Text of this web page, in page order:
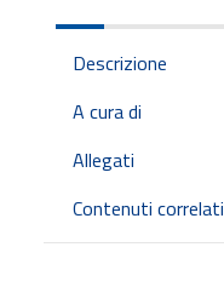
Descrizione
A cura di
Allegati
Contenuti correlati